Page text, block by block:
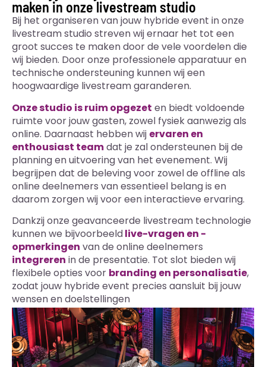
maken in onze livestream studio
Bij het organiseren van jouw hybride event in onze
livestream studio streven wij ernaar het tot een
groot succes te maken door de vele voordelen die
wij bieden. Door onze professionele apparatuur en
technische ondersteuning kunnen wij een
hoogwaardige livestream garanderen.
Onze studio is ruim opgezet en biedt voldoende
ruimte voor jouw gasten, zowel fysiek aanwezig als
online. Daarnaast hebben wij ervaren en
enthousiast teamdat je zal ondersteunen bij de
planning en uitvoering van het evenement. Wij
begrijpen dat de beleving voor zowel de offline als
online deelnemers van essentieel belang is en
daarom zorgen wij voor een interactieve ervaring.
Dankzij onze geavanceerde livestream technologie
kunnen we bijvoorbeeldlive-vragen en -
opmerkingen van de online deelnemers
integreren in de presentatie. Tot slot bieden wij
flexibele opties voor branding en personalisatie,
zodat jouw hybride event precies aansluit bij jouw
wensen en doelstellingen